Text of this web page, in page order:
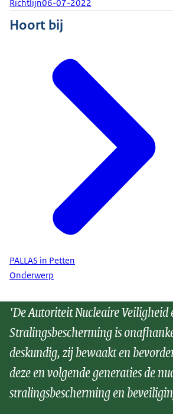
Richtlijn06-07-2022
Hoort bij
PALLAS in Petten
Onderwerp
'De Autoriteit Nucleaire Veiligheid
Stralingsbescherming is
deskundig, zij bewaakt en
deze en volgende generaties de
stralingsbescherming en